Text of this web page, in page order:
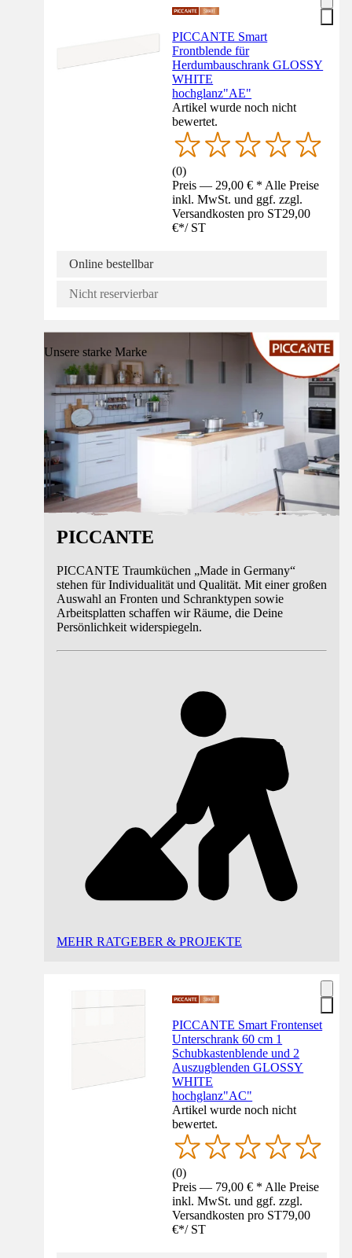
PICCANTE Smart
Frontblende für
Herdumbauschrank GLOSSY
WHITE
hochglanz"AE"
Artikel wurde noch nicht
bewertet.
(0)
Preis — 29,00 € * Alle Preise
inkl. MwSt. und ggf. zzgl.
Versandkosten pro ST29,00
€*/ ST
Online bestellbar
Nicht reservierbar
Unsere starke Marke
PICCANTE
PICCANTE Traumküchen „Made in Germany“
stehen für Individualität und Qualität. Mit einer großen
Auswahl an Fronten und Schranktypen sowie
Arbeitsplatten schaffen wir Räume, die Deine
Persönlichkeit widerspiegeln.
MEHR RATGEBER & PROJEKTE
PICCANTE Smart Frontenset
Unterschrank 60 cm 1
Schubkastenblende und 2
Auszugblenden GLOSSY
WHITE
hochglanz"AC"
Artikel wurde noch nicht
bewertet.
(0)
Preis — 79,00 € * Alle Preise
inkl. MwSt. und ggf. zzgl.
Versandkosten pro ST79,00
€*/ ST